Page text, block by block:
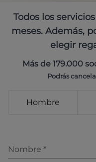
Todos los
meses. Además,
elegir
Más de 179.000
Podrás
Hombre
Nombre *